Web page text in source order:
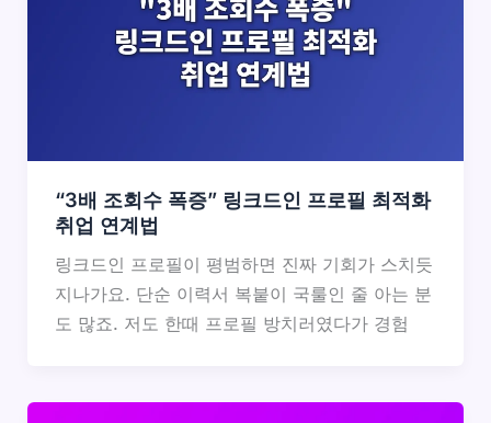
“3배 조회수 폭증” 링크드인 프로필 최적화
취업 연계법
링크드인 프로필이 평범하면 진짜 기회가 스치듯
지나가요. 단순 이력서 복붙이 국룰인 줄 아는 분
도 많죠. 저도 한때 프로필 방치러였다가 경험